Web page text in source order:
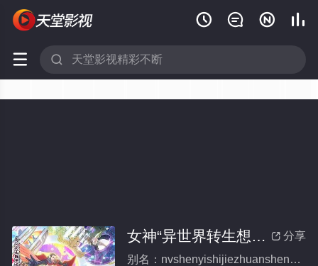
   
 
 分享
女神“异世界转生想成为什么”我“勇者的肋骨”
别名：nvshenyishijiezhuanshengxiangchengweishimewoyongzhedeleigu